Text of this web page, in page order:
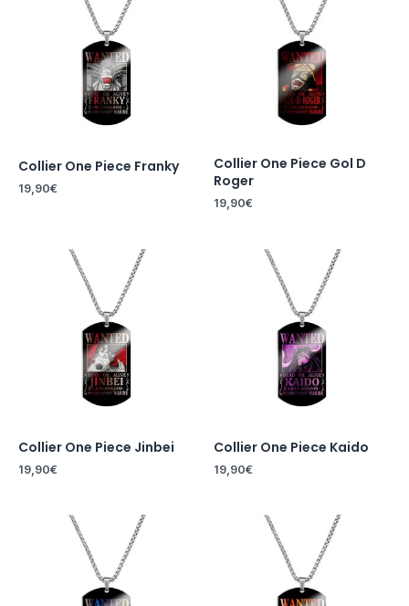
Collier One Piece Franky
19,90€
Collier One Piece Gol D
Roger
19,90€
Collier One Piece Jinbei
19,90€
Collier One Piece Kaido
19,90€